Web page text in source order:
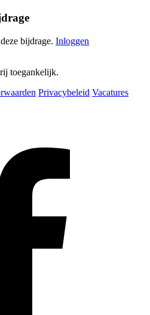
bijdrage. Inloggen
toegankelijk.
Privacybeleid Vacatures